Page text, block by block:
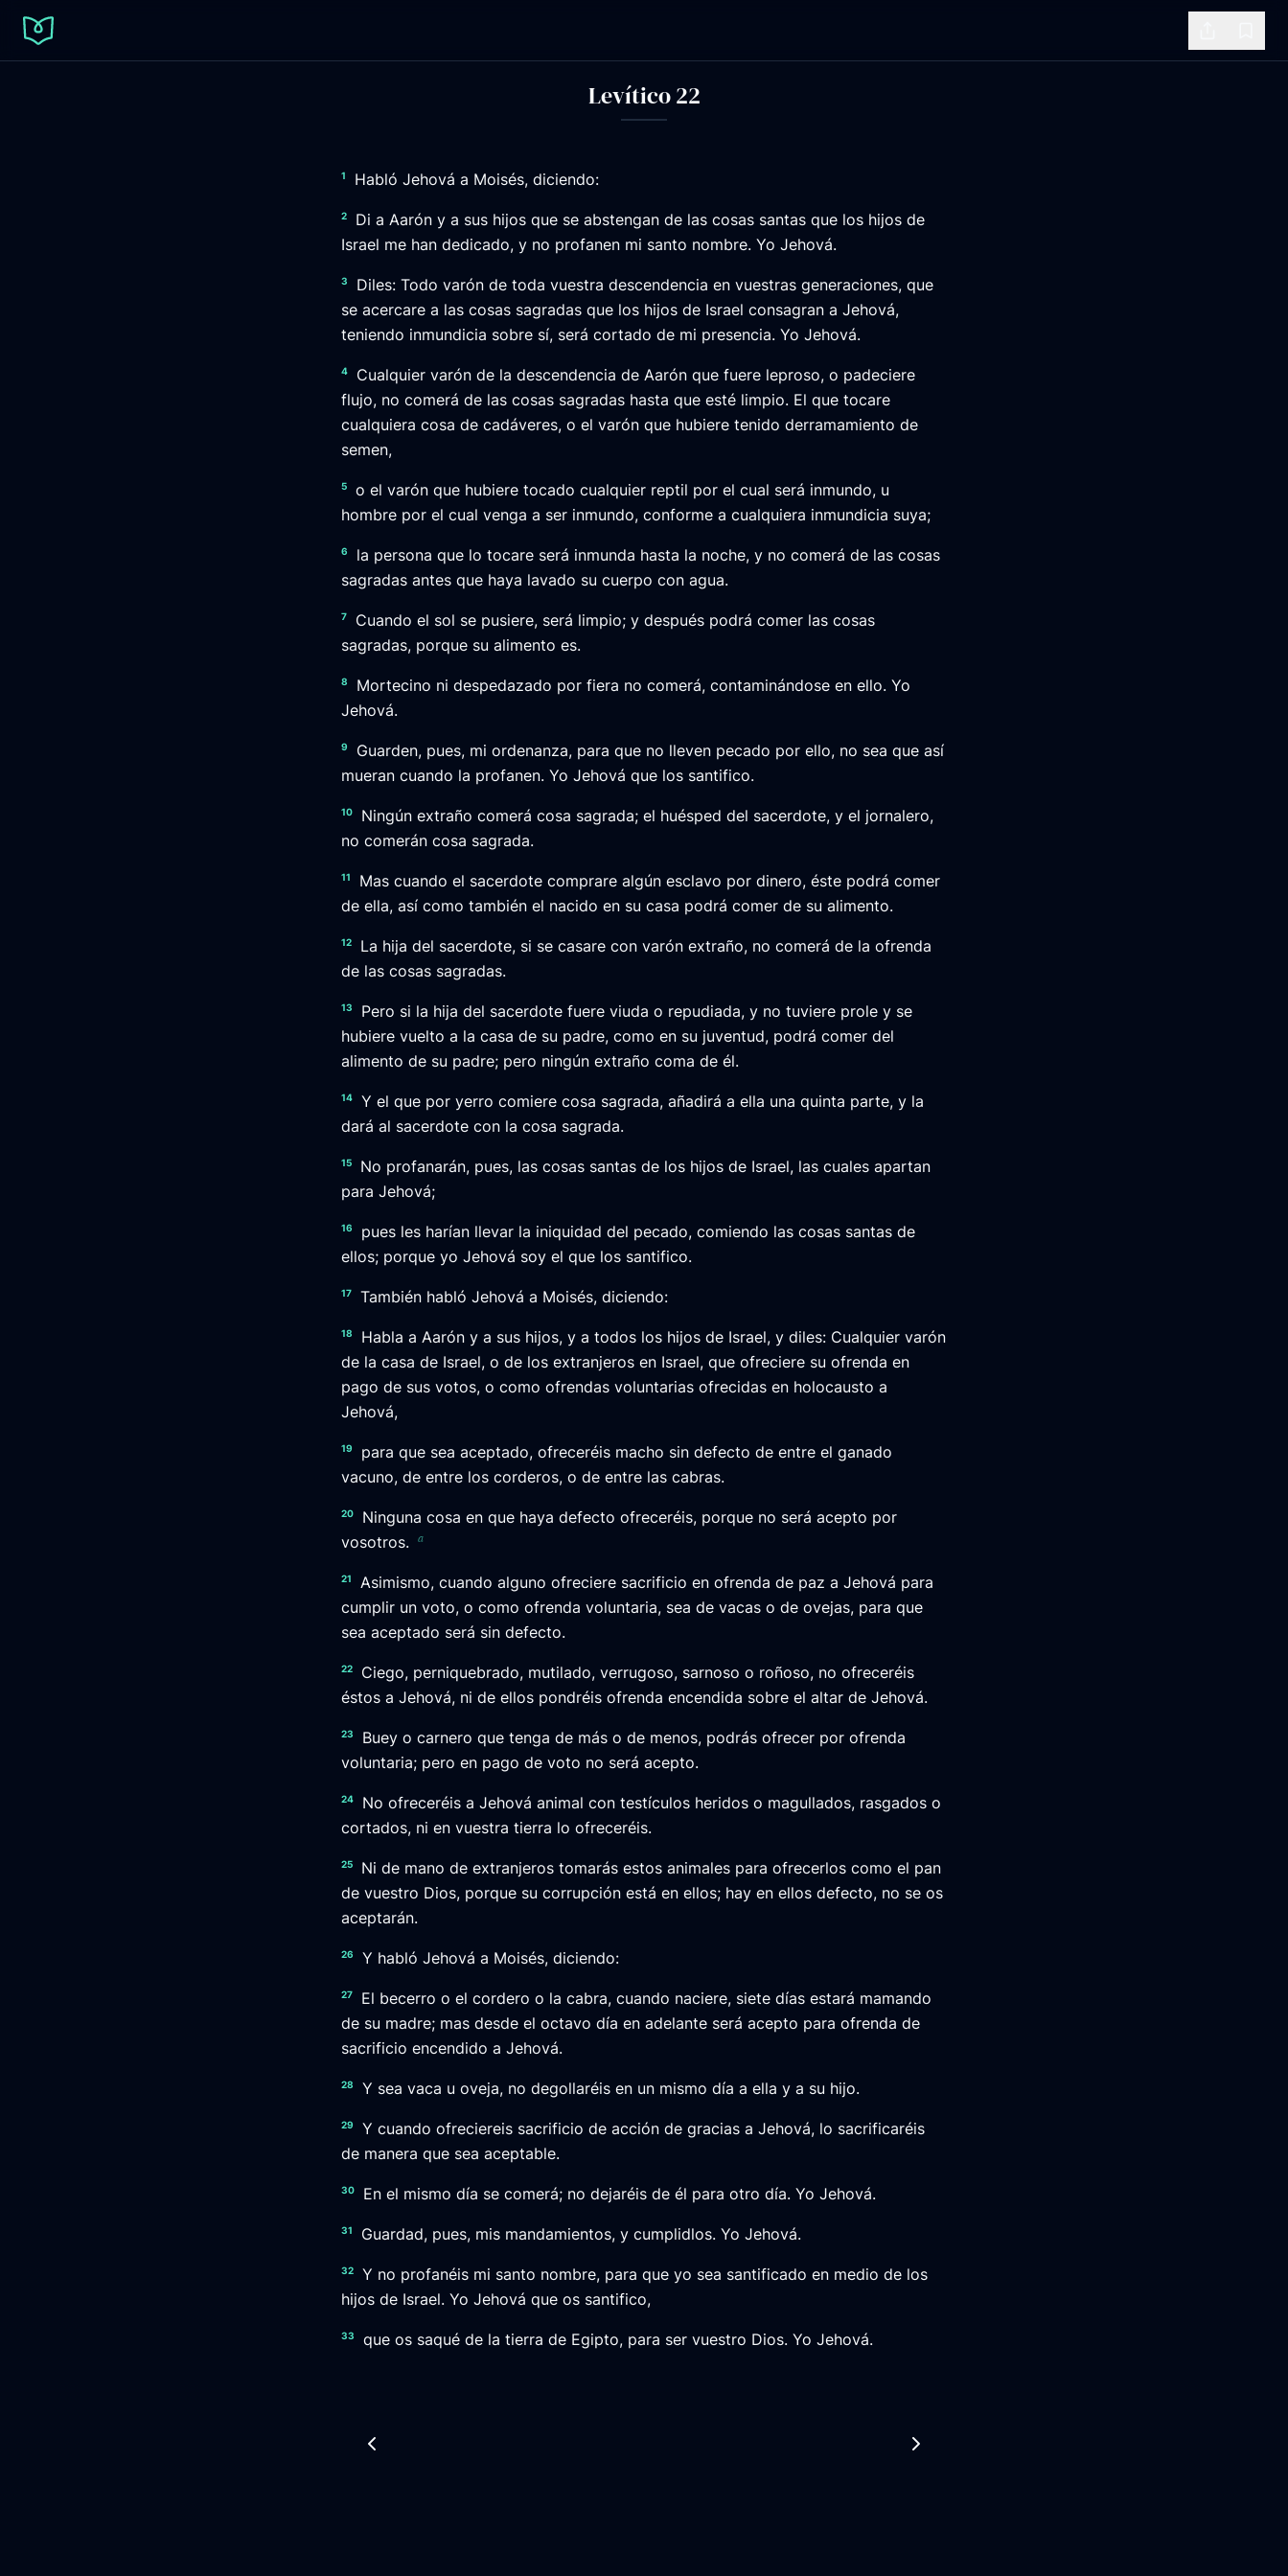
Levítico 22
1 Habló Jehová a Moisés, diciendo:
2
Di a Aarón y a sus hijos que se abstengan de las cosas santas que los hijos de
Israel me han dedicado, y no profanen mi santo nombre. Yo Jehová.
3
Diles: Todo varón de toda vuestra descendencia en vuestras generaciones, que
se acercare a las cosas sagradas que los hijos de Israel consagran a Jehová,
teniendo inmundicia sobre sí, será cortado de mi presencia. Yo Jehová.
4
Cualquier varón de la descendencia de Aarón que fuere leproso, o padeciere
flujo, no comerá de las cosas sagradas hasta que esté limpio. El que tocare
cualquiera cosa de cadáveres, o el varón que hubiere tenido derramamiento de
semen,
5
o el varón que hubiere tocado cualquier reptil por el cual será inmundo, u
hombre por el cual venga a ser inmundo, conforme a cualquiera inmundicia suya;
6
la persona que lo tocare será inmunda hasta la noche, y no comerá de las cosas
sagradas antes que haya lavado su cuerpo con agua.
7
Cuando el sol se pusiere, será limpio; y después podrá comer las cosas
sagradas, porque su alimento es.
8
Mortecino ni despedazado por fiera no comerá, contaminándose en ello. Yo
Jehová.
9
Guarden, pues, mi ordenanza, para que no lleven pecado por ello, no sea que así
mueran cuando la profanen. Yo Jehová que los santifico.
10
Ningún extraño comerá cosa sagrada; el huésped del sacerdote, y el jornalero,
no comerán cosa sagrada.
11
Mas cuando el sacerdote comprare algún esclavo por dinero, éste podrá comer
de ella, así como también el nacido en su casa podrá comer de su alimento.
12
La hija del sacerdote, si se casare con varón extraño, no comerá de la ofrenda
de las cosas sagradas.
13
Pero si la hija del sacerdote fuere viuda o repudiada, y no tuviere prole y se
hubiere vuelto a la casa de su padre, como en su juventud, podrá comer del
alimento de su padre; pero ningún extraño coma de él.
14
Y el que por yerro comiere cosa sagrada, añadirá a ella una quinta parte, y la
dará al sacerdote con la cosa sagrada.
15
No profanarán, pues, las cosas santas de los hijos de Israel, las cuales apartan
para Jehová;
16
pues les harían llevar la iniquidad del pecado, comiendo las cosas santas de
ellos; porque yo Jehová soy el que los santifico.
17 También habló Jehová a Moisés, diciendo:
18
Habla a Aarón y a sus hijos, y a todos los hijos de Israel, y diles: Cualquier varón
de la casa de Israel, o de los extranjeros en Israel, que ofreciere su ofrenda en
pago de sus votos, o como ofrendas voluntarias ofrecidas en holocausto a
Jehová,
19
para que sea aceptado, ofreceréis macho sin defecto de entre el ganado
vacuno, de entre los corderos, o de entre las cabras.
20
Ninguna cosa en que haya defecto ofreceréis, porque no será acepto por
vosotros. a
21
Asimismo, cuando alguno ofreciere sacrificio en ofrenda de paz a Jehová para
cumplir un voto, o como ofrenda voluntaria, sea de vacas o de ovejas, para que
sea aceptado será sin defecto.
22
Ciego, perniquebrado, mutilado, verrugoso, sarnoso o roñoso, no ofreceréis
éstos a Jehová, ni de ellos pondréis ofrenda encendida sobre el altar de Jehová.
23
Buey o carnero que tenga de más o de menos, podrás ofrecer por ofrenda
voluntaria; pero en pago de voto no será acepto.
24
No ofreceréis a Jehová animal con testículos heridos o magullados, rasgados o
cortados, ni en vuestra tierra lo ofreceréis.
25
Ni de mano de extranjeros tomarás estos animales para ofrecerlos como el pan
de vuestro Dios, porque su corrupción está en ellos; hay en ellos defecto, no se os
aceptarán.
26 Y habló Jehová a Moisés, diciendo:
27
El becerro o el cordero o la cabra, cuando naciere, siete días estará mamando
de su madre; mas desde el octavo día en adelante será acepto para ofrenda de
sacrificio encendido a Jehová.
28 Y sea vaca u oveja, no degollaréis en un mismo día a ella y a su hijo.
29
Y cuando ofreciereis sacrificio de acción de gracias a Jehová, lo sacrificaréis
de manera que sea aceptable.
30 En el mismo día se comerá; no dejaréis de él para otro día. Yo Jehová.
31 Guardad, pues, mis mandamientos, y cumplidlos. Yo Jehová.
32
Y no profanéis mi santo nombre, para que yo sea santificado en medio de los
hijos de Israel. Yo Jehová que os santifico,
33 que os saqué de la tierra de Egipto, para ser vuestro Dios. Yo Jehová.